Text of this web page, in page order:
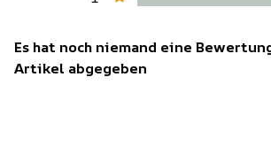
Es hat noch niemand eine
Artikel abgegeben